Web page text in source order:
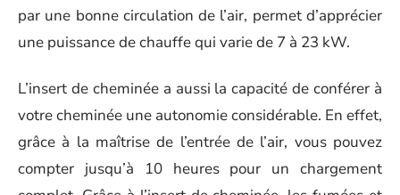
par une bonne circulation de l’air, permet d’apprécier
une puissance de chauffe qui varie de 7 à 23 kW.
L’insert de cheminée a aussi la capacité de conférer à
votre cheminée une autonomie considérable. En effet,
grâce à la maîtrise de l’entrée de l’air, vous pouvez
compter jusqu’à 10 heures pour un chargement